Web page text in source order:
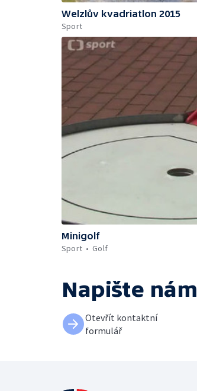
Welzlův kvadriatlon 2015
Sport
Minigolf
Sport
Golf
Napište nám
Otevřít kontaktní
formulář